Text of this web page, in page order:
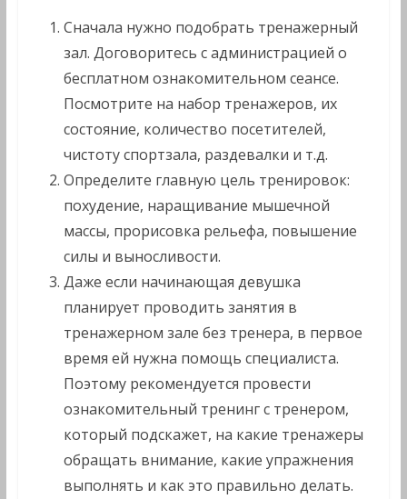
Сначала нужно подобрать тренажерный
зал. Договоритесь с администрацией о
бесплатном ознакомительном сеансе.
Посмотрите на набор тренажеров, их
состояние, количество посетителей,
чистоту спортзала, раздевалки и т.д.
Определите главную цель тренировок:
похудение, наращивание мышечной
массы, прорисовка рельефа, повышение
силы и выносливости.
Даже если начинающая девушка
планирует проводить занятия в
тренажерном зале без тренера, в первое
время ей нужна помощь специалиста.
Поэтому рекомендуется провести
ознакомительный тренинг с тренером,
который подскажет, на какие тренажеры
обращать внимание, какие упражнения
выполнять и как это правильно делать.